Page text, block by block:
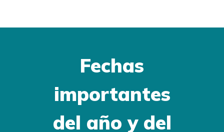
Fechas
importantes
del año y del